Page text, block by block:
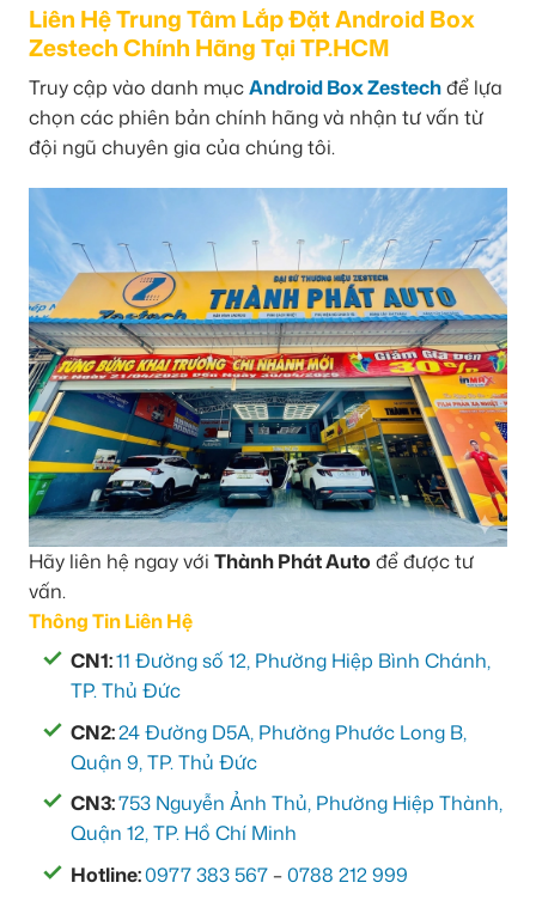
Liên Hệ Trung Tâm Lắp Đặt Android Box
Zestech Chính Hãng Tại TP.HCM
Truy cập vào danh mụcAndroid Box Zestechđể lựa
chọn các phiên bản chính hãng và nhận tư vấn từ
đội ngũ chuyên gia của chúng tôi.
Hãy liên hệ ngay với Thành Phát Auto để được tư
vấn.
Thông Tin Liên Hệ
CN1:11 Đường số 12, Phường Hiệp Bình Chánh,
TP. Thủ Đức
CN2:24 Đường D5A, Phường Phước Long B,
Quận 9, TP. Thủ Đức
CN3:753 Nguyễn Ảnh Thủ, Phường Hiệp Thành,
Quận 12, TP. Hồ Chí Minh
Hotline:0977 383 567 –0788 212 999